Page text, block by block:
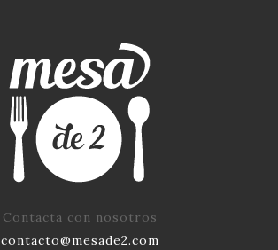
Contacta con nosotros
contacto@mesade2.com